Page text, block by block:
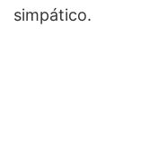
simpático.